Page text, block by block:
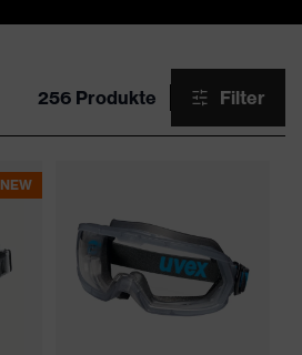
256 Produkte Filter
NEW